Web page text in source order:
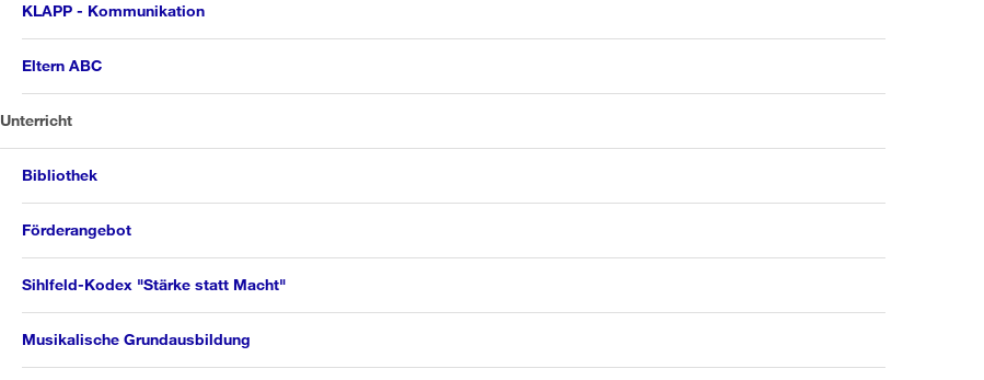
KLAPP - Kommunikation
Eltern ABC
Unterricht
Bibliothek
Förderangebot
Sihlfeld-Kodex "Stärke statt Macht"
Musikalische Grundausbildung